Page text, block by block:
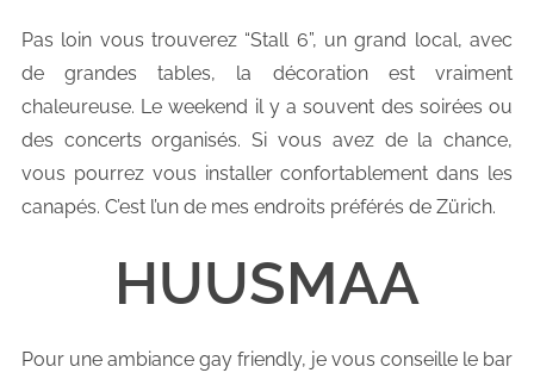
Pas loin vous trouverez “Stall 6”, un grand local, avec
de grandes tables, la décoration est vraiment
chaleureuse. Le weekend il y a souvent des soirées ou
des concerts organisés. Si vous avez de la chance,
vous pourrez vous installer confortablement dans les
canapés. C’est l’un de mes endroits préférés de Zürich.
HUUSMAA
Pour une ambiance gay friendly, je vous conseille le bar